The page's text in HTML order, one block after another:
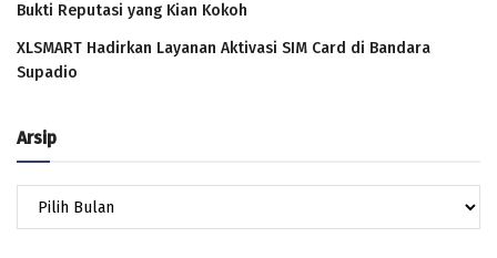
Bukti Reputasi yang Kian Kokoh
XLSMART Hadirkan Layanan Aktivasi SIM Card di Bandara
Supadio
Arsip